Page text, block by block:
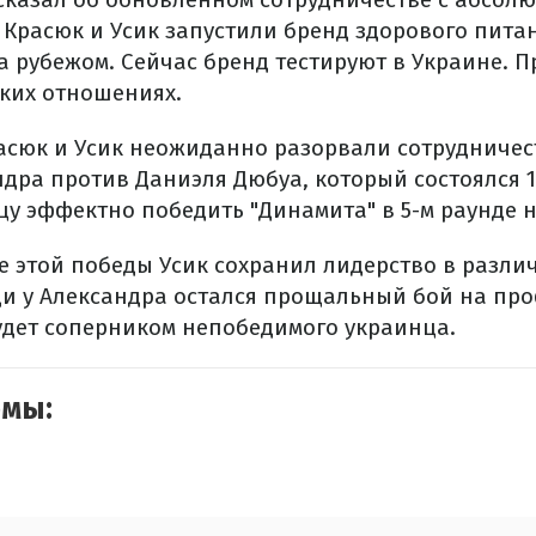
и Усик запустили бренд здорового
рубежом. Сейчас бренд тестируют в Украине.
отношениях.
и Усик неожиданно разорвали
против Даниэля Дюбуа, который состоялся
эффектно победить "Динамита" в 5-м раунде
этой победы Усик сохранил лидерство в
у Александра остался прощальный бой на
соперником непобедимого украинца.